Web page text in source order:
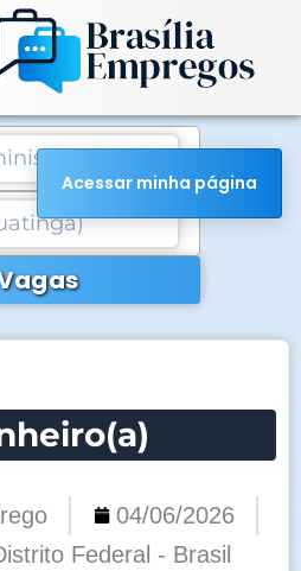
04/06/2026
Federal - Brasil
Acessar minha página